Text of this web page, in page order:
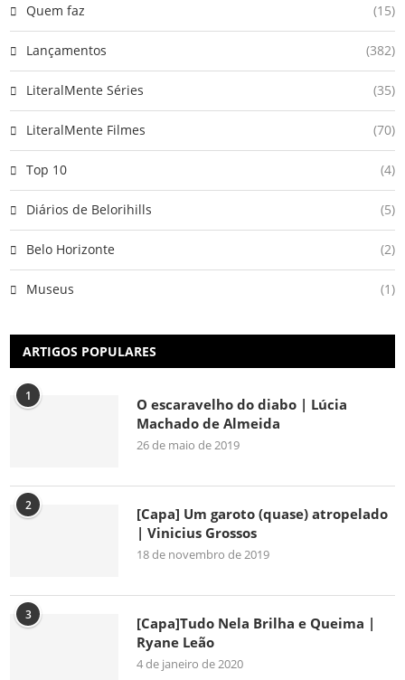
Quem faz (15)
Lançamentos (382)
LiteralMente Séries (35)
LiteralMente Filmes (70)
Top 10 (4)
Diários de Belorihills (5)
Belo Horizonte (2)
Museus (1)
ARTIGOS POPULARES
1
O escaravelho do diabo | Lúcia
Machado de Almeida
26 de maio de 2019
2
[Capa] Um garoto (quase) atropelado
| Vinicius Grossos
18 de novembro de 2019
3
[Capa]Tudo Nela Brilha e Queima |
Ryane Leão
4 de janeiro de 2020